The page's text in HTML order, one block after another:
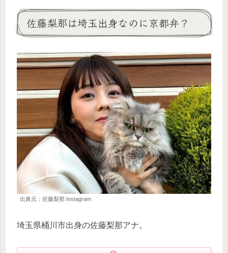
佐藤梨那は埼玉出身なのに京都弁？
出典元：佐藤梨那 Instagram
埼玉県桶川市出身の佐藤梨那アナ。